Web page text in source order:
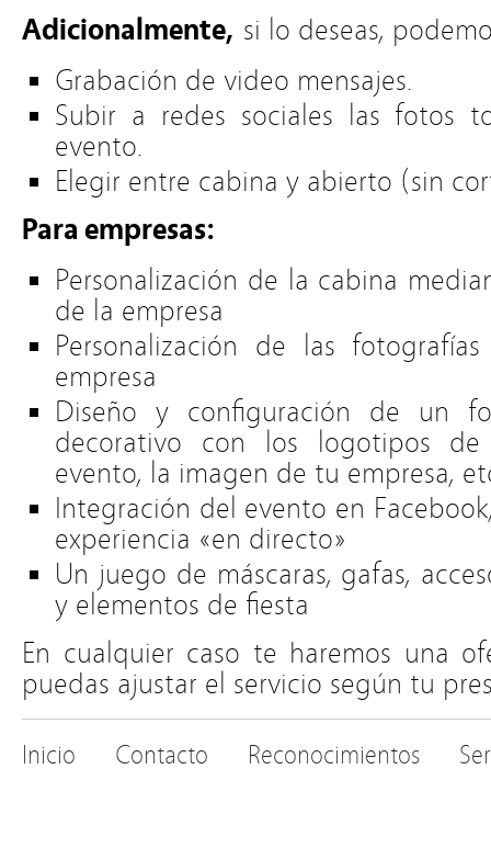
Adicionalmente, si lo deseas,
Grabación de video mensajes.
Subir a redes sociales las fotos
evento.
Elegir entre cabina y abierto (sin
Para empresas:
Personalización de la cabina
de la empresa
Personalización de las
empresa
Diseño y configuración de un
decorativo con los logotipos
evento, la imagen de tu empresa,
Integración del evento en
experiencia «en directo»
Un juego de máscaras, gafas,
y elementos de fiesta
En cualquier caso te haremos una
puedas ajustar el servicio según tu
Inicio Contacto Reconocimientos